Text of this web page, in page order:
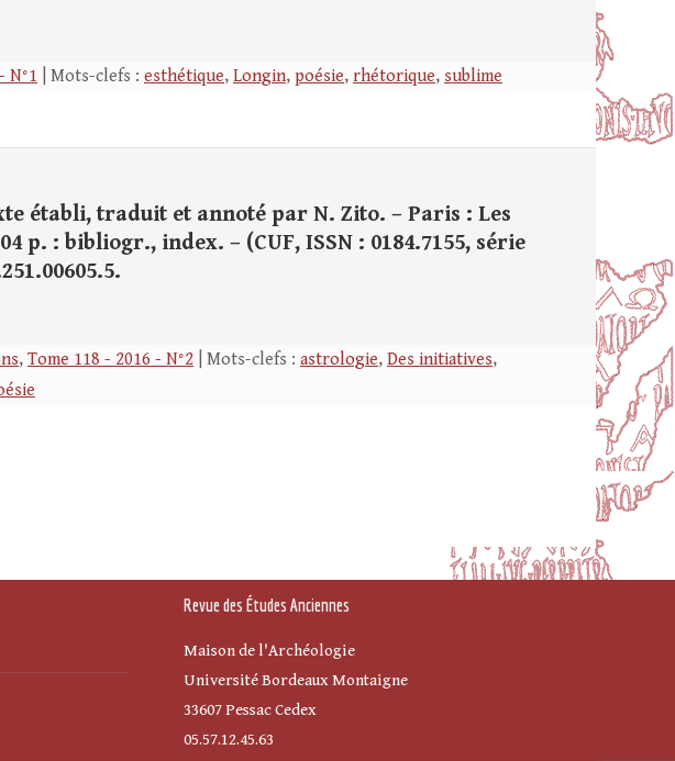
N°1 | Mots-clefs : esthétique, Longin, poésie, rhétorique, sublime
établi, traduit et annoté par N. Zito. – Paris : Les
p. : bibliogr., index. – (CUF, ISSN : 0184.7155, série
, Tome 118 - 2016 - N°2 | Mots-clefs : astrologie, Des initiatives,
Revue des Études Anciennes
Maison de l'Archéologie
Université Bordeaux Montaigne
33607 Pessac Cedex
05.57.12.45.63